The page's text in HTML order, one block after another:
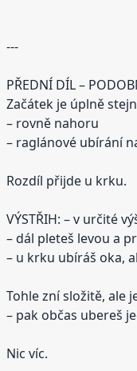
---
PŘEDNÍ DÍL –
Začátek je úplně
– rovně nahoru
– raglánové ubírání
Rozdíl přijde u krku.
VÝSTŘIH: – v určité
– dál pleteš levou a
– u krku ubíráš oka,
Tohle zní složitě, ale
– pak občas ubereš
Nic víc.